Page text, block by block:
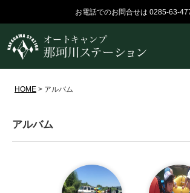
お電話でのお問合せは 0285-63-
HOME > アルバム
アルバム